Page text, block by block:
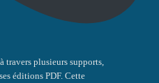
travers plusieurs supports,
éditions PDF. Cette